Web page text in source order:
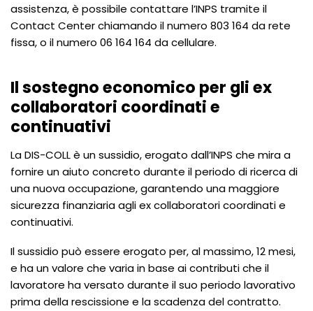
assistenza, è possibile contattare l’INPS tramite il
Contact Center chiamando il numero 803 164 da rete
fissa, o il numero 06 164 164 da cellulare.
Il sostegno economico per gli ex
collaboratori coordinati e
continuativi
La DIS-COLL è un sussidio, erogato dall’INPS che mira a
fornire un aiuto concreto durante il periodo di ricerca di
una nuova occupazione, garantendo una maggiore
sicurezza finanziaria agli ex collaboratori coordinati e
continuativi.
Il sussidio può essere erogato per, al massimo, 12 mesi,
e ha un valore che varia in base ai contributi che il
lavoratore ha versato durante il suo periodo lavorativo
prima della rescissione e la scadenza del contratto.